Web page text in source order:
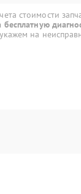
стоимости
бесплатную
на